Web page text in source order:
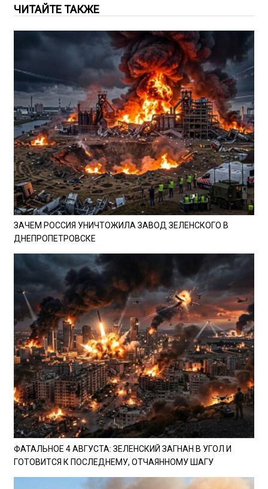
ЧИТАЙТЕ ТАКЖЕ
ЗАЧЕМ РОССИЯ УНИЧТОЖИЛА ЗАВОД ЗЕЛЕНСКОГО В
ДНЕПРОПЕТРОВСКЕ
ФАТАЛЬНОЕ 4 АВГУСТА: ЗЕЛЕНСКИЙ ЗАГНАН В УГОЛ И
ГОТОВИТСЯ К ПОСЛЕДНЕМУ, ОТЧАЯННОМУ ШАГУ